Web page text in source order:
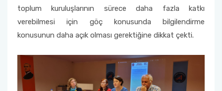
toplum kuruluşlarının sürece daha fazla katkı
verebilmesi için göç konusunda bilgilendirme
konusunun daha açık olması gerektiğine dikkat çekti.